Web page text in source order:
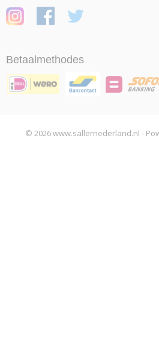
Betaalmethodes
© 2026 www.sallernederland.nl -